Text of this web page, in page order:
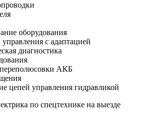
оборудования
с адаптацией
диагностика
АКБ
цепей управления гидравликой